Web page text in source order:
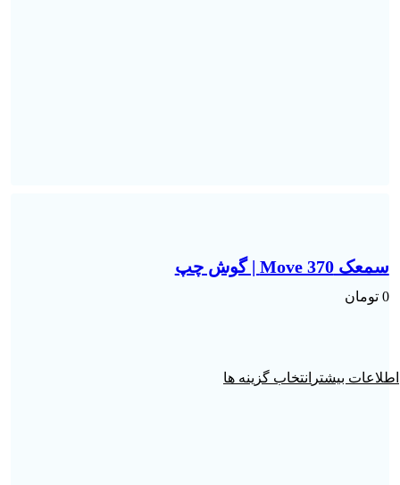
سمعک Move 370 | گوش چپ
0 تومان
انتخاب گزینه ها